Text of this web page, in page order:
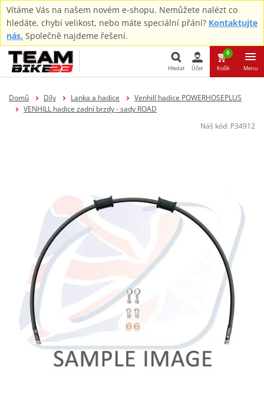
Vítáme Vás na našem novém e-shopu. Nemůžete nalézt co
hledáte, chybí velikost, nebo máte speciální přání? Kontaktujte
nás. Společně najdeme řešení.
Hledat
Hledat Účet
0
Košík Menu
Domů Díly Lanka a hadice
Venhill hadice POWERHOSEPLUS
VENHILL hadice zadní brzdy - sady ROAD
Náš kód: P34912